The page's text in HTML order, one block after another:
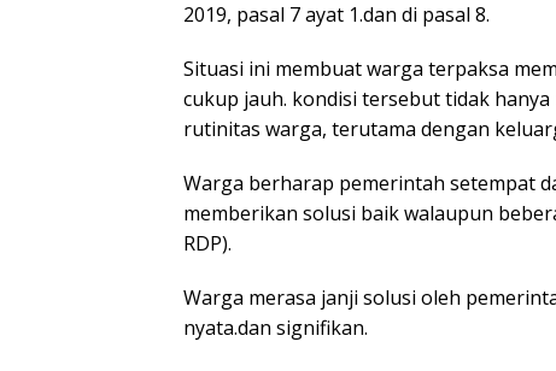
2019, pasal 7 ayat 1.dan di pasal 8.
Situasi ini membuat warga terpaksa
cukup jauh. kondisi tersebut tidak
rutinitas warga, terutama dengan
Warga berharap pemerintah setempat
memberikan solusi baik walaupun
RDP).
Warga merasa janji solusi oleh
nyata.dan signifikan.